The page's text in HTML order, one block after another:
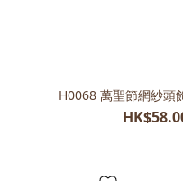
H0068 萬聖節網紗頭